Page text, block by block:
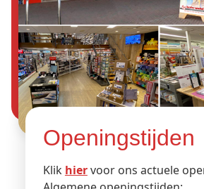
Openingstijden
Klik hiervoor ons actuele